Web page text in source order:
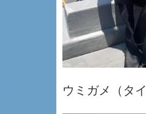
ウミガメ（タ